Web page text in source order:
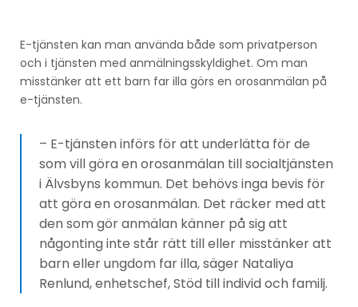
E-tjänsten kan man använda både som privatperson
och i tjänsten med anmälningsskyldighet. Om man
misstänker att ett barn far illa görs en orosanmälan på
e-tjänsten.
– E-tjänsten införs för att underlätta för de
som vill göra en orosanmälan till socialtjänsten
i Älvsbyns kommun. Det behövs inga bevis för
att göra en orosanmälan. Det räcker med att
den som gör anmälan känner på sig att
någonting inte står rätt till eller misstänker att
barn eller ungdom far illa, säger Nataliya
Renlund, enhetschef, Stöd till individ och familj.